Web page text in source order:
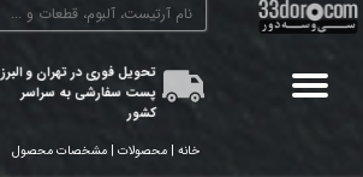
تحویل فوری در تهران و البرز
پست سفارشی به سراسر
کشور
خانه | محصولات | مشخصات محصول